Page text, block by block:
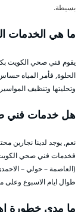
بسيطة.
ما هي الخدمات
يقوم فني صحي الكويت
الحلوة, فأمر المياه
وتحليتها وتنظيف
هل خدمات فني
نعم, يوجد لدينا نجارين
فخدمات فني صحي
(العاصمة – حولي –
طوال ايام الاسبوع وعلى مدار 24 ساعة, اتصل بنا الآن على الرقم
ما مدى خطورة